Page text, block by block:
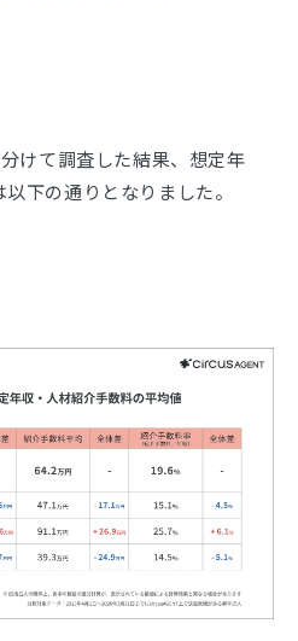
けて調査した結果、想定年
下の通りとなりました。